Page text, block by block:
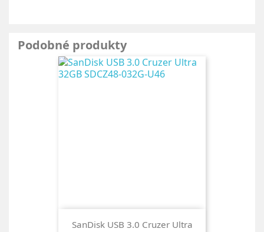
Podobné produkty
SanDisk USB 3.0 Cruzer Ultra